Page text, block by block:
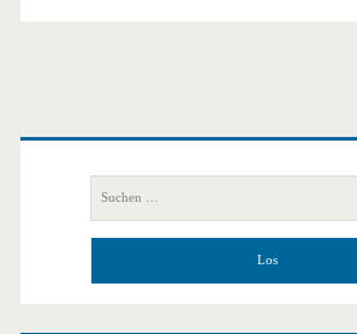
Primäre
Seitenleiste
nach: